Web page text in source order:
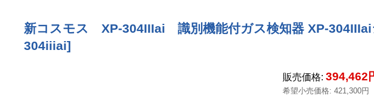
新コスモス XP-304IIIai 識別機能付ガス検知器 XP-
304iiiai]
販売価格: 394,462
希望小売価格: 421,300円